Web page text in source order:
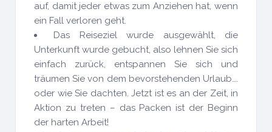
auf, damit jeder etwas zum Anziehen hat, wenn
ein Fall verloren geht.
Das Reiseziel wurde ausgewählt, die
Unterkunft wurde gebucht, also lehnen Sie sich
einfach zurück, entspannen Sie sich und
träumen Sie von dem bevorstehenden Urlaub….
oder wie Sie dachten. Jetzt ist es an der Zeit, in
Aktion zu treten – das Packen ist der Beginn
der harten Arbeit!